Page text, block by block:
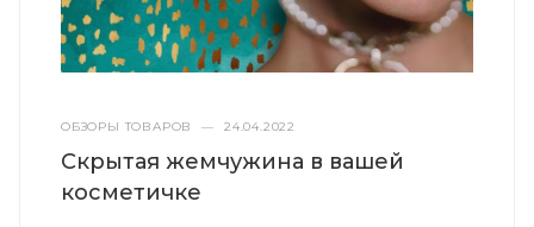
ОБЗОРЫ ТОВАРОВ — 24.04.2022
Скрытая жемчужина в вашей
косметичке